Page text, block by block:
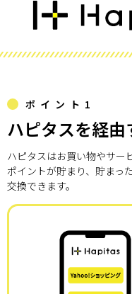
ポイント1
ハピタスを経
ハピタスはお買い物やサー
ポイントが貯まり、貯まっ
交換できます。